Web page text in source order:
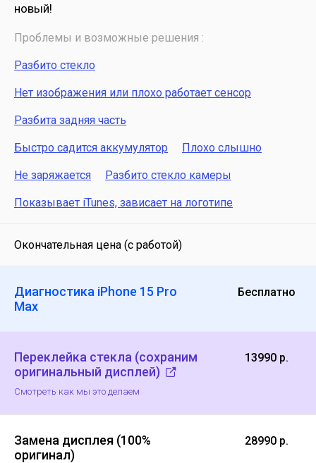
новый!
Проблемы и возможные решения :
Разбито стекло
Нет изображения или плохо работает сенсор
Разбита задняя часть
Быстро садится аккумулятор Плохо слышно
Не заряжается Разбито стекло камеры
Показывает iTunes, зависает на логотипе
Окончательная цена (с работой)
Диагностика iPhone 15 Pro
Max
Бесплатно
Переклейка стекла (сохраним
оригинальный дисплей)
Смотреть как мы это делаем
13990 р.
Замена дисплея (100%
оригинал)
28990 р.